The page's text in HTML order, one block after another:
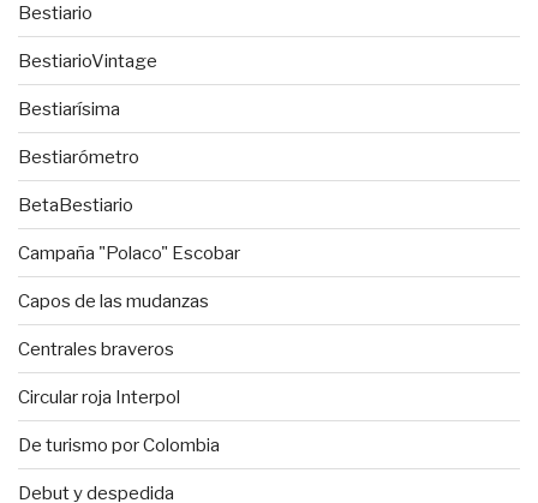
Bestiario
BestiarioVintage
Bestiarísima
Bestiarómetro
BetaBestiario
Campaña "Polaco" Escobar
Capos de las mudanzas
Centrales braveros
Circular roja Interpol
De turismo por Colombia
Debut y despedida